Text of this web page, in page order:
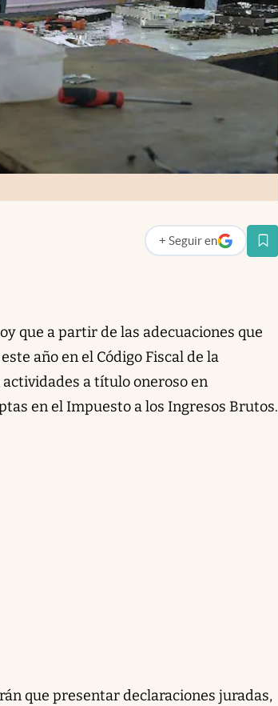
+ Seguir en
abre en nueva pestaña
que a partir de las adecuaciones que
año en el Código Fiscal de la
a título oneroso en
en el Impuesto a los Ingresos Brutos.
que presentar declaraciones juradas,